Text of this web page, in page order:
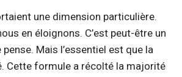
une dimension particulière.
en éloignons. C’est peut-être un
Mais l’essentiel est que la
Cette formule a récolté la majorité